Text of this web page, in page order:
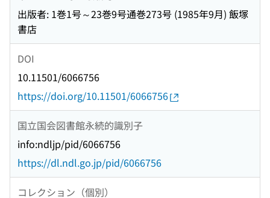
出版者: 1巻1号～23巻9号通巻273号 (1985年9月) 飯塚
書店
DOI
10.11501/6066756
https://doi.org/10.11501/6066756
国立国会図書館永続的識別子
info:ndljp/pid/6066756
https://dl.ndl.go.jp/pid/6066756
コレクション（個別）